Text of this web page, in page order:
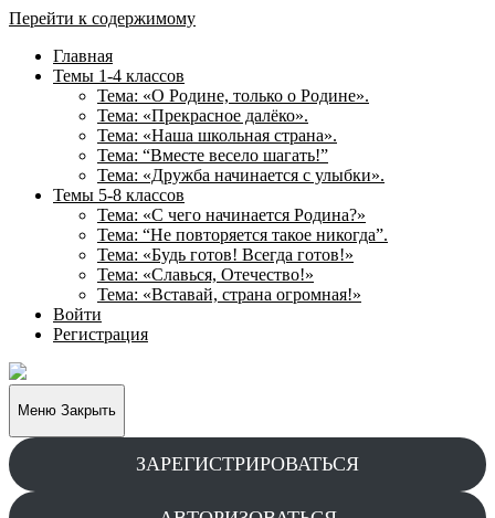
Перейти к содержимому
Главная
Темы 1-4 классов
Тема: «О Родине, только о Родине».
Тема: «Прекрасное далёко».
Тема: «Наша школьная страна».
Тема: “Вместе весело шагать!”
Тема: «Дружба начинается с улыбки».
Темы 5-8 классов
Тема: «С чего начинается Родина?»
Тема: “Не повторяется такое никогда”.
Тема: «Будь готов! Всегда готов!»
Тема: «Славься, Отечество!»
Тема: «Вставай, страна огромная!»
Войти
Регистрация
Творческие
задания
для
Меню Закрыть
ЗАРЕГИСТРИРОВАТЬСЯ